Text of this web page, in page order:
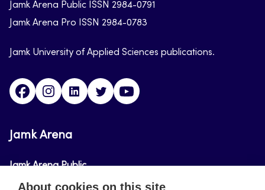
Jamk Arena Public ISSN 2984-0791
Jamk Arena Pro ISSN 2984-0783
Jamk University of Applied Sciences publications.
FacebookInstagramLinkedinTwitter
Jamk Arena
Jamk Arena Public
About cookies on this site